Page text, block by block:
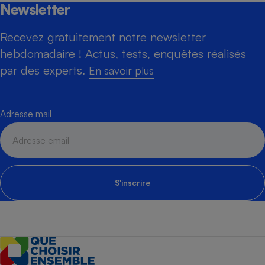
Newsletter
Recevez gratuitement notre newsletter
hebdomadaire ! Actus, tests, enquêtes réalisés
par des experts. En savoir plus
Adresse mail
S'inscrire